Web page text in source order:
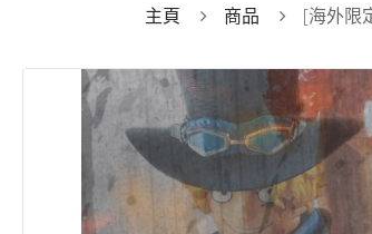
主頁 商品 [海外限